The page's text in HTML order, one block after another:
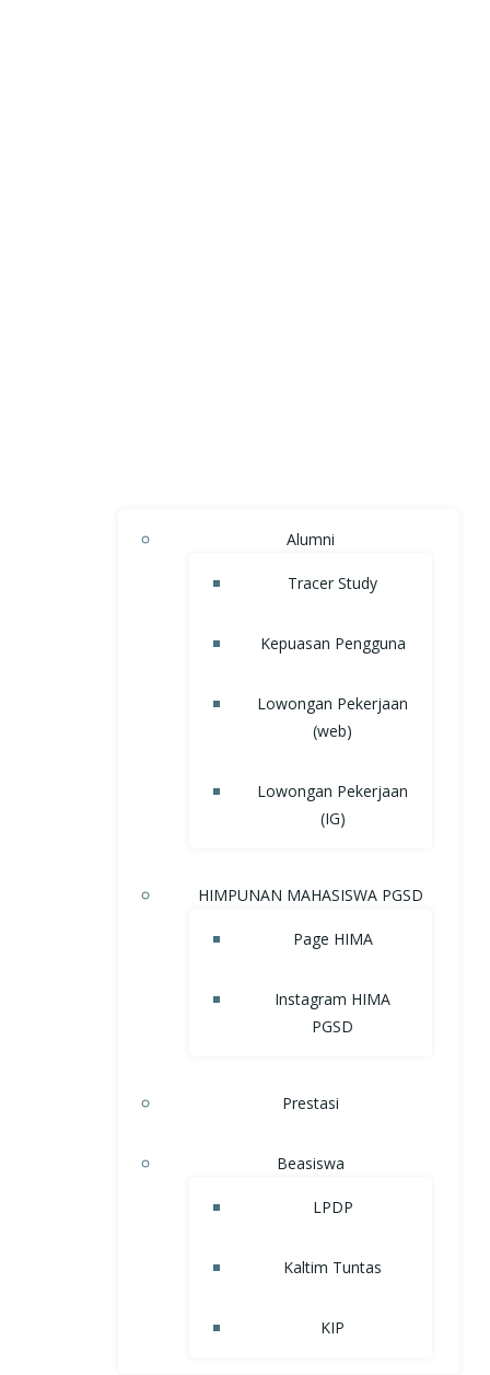
Alumni
Tracer Study
Kepuasan Pengguna
Lowongan Pekerjaan
(web)
Lowongan Pekerjaan
(IG)
HIMPUNAN MAHASISWA PGSD
Page HIMA
Instagram HIMA
PGSD
Prestasi
Beasiswa
LPDP
Kaltim Tuntas
KIP